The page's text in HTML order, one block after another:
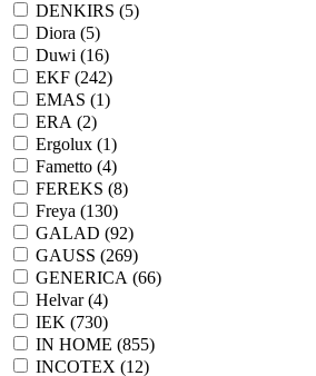
DENKIRS (5)
Diora (5)
Duwi (16)
EKF (242)
EMAS (1)
ERA (2)
Ergolux (1)
Fametto (4)
FEREKS (8)
Freya (130)
GALAD (92)
GAUSS (269)
GENERICA (66)
Helvar (4)
IEK (730)
IN HOME (855)
INCOTEX (12)